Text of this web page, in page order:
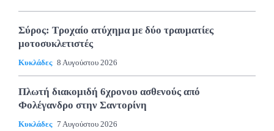
Σύρος: Τροχαίο ατύχημα με δύο τραυματίες
μοτοσυκλετιστές
Κυκλάδες 8 Αυγούστου 2026
Πλωτή διακομιδή 6χρονου ασθενούς από
Φολέγανδρο στην Σαντορίνη
Κυκλάδες 7 Αυγούστου 2026